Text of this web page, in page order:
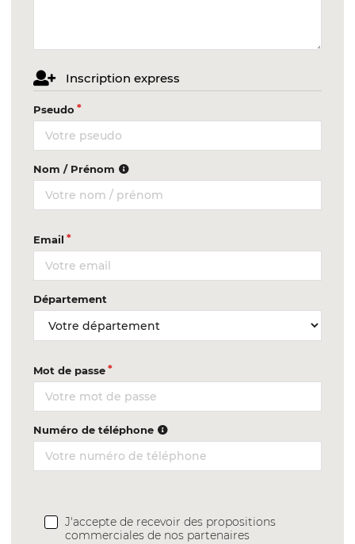
Inscription express
Pseudo
Nom / Prénom
Email
Département
Mot de passe
Numéro de téléphone
J'accepte de recevoir des propositions
commerciales de nos partenaires